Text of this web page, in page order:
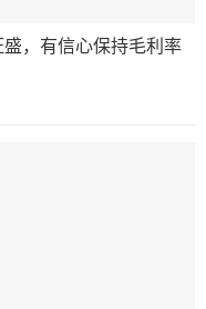
，有信心保持毛利率